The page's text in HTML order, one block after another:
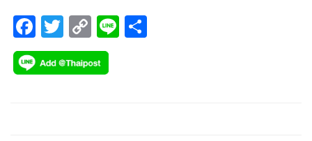
F
ac
e
T
wi
tt
C
o
p
Li